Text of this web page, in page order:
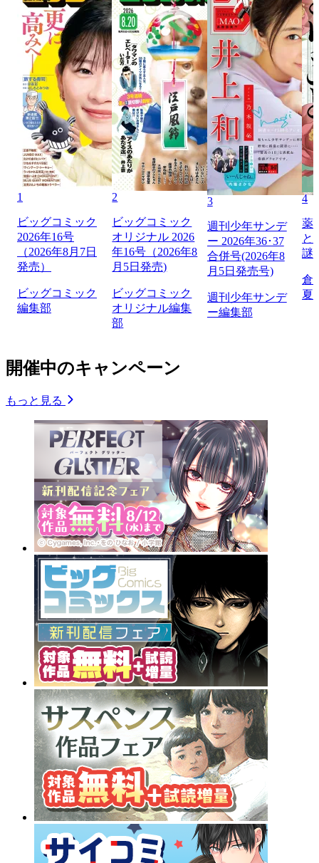
1
ビッグコミック
2026年16号
（2026年8月7日
発売）
ビッグコミック
編集部
2
ビッグコミック
オリジナル 2026
年16号（2026年8
月5日発売)
ビッグコミック
オリジナル編集
部
3
週刊少年サンデ
ー 2026年36･37
合併号(2026年8
月5日発売号)
週刊少年サンデ
ー編集部
4
薬
と
謎
倉
夏
開催中のキャンペーン
もっと見る